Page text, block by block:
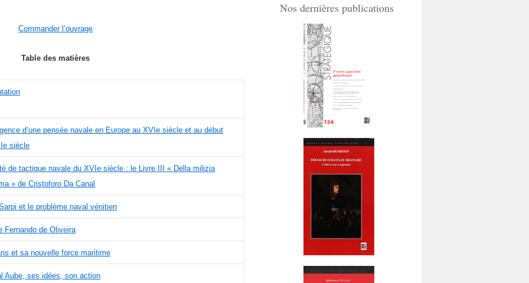
Commander l’ouvrage
Table des matières
d’une pensée navale en Europe au XVIe siècle et au début
siècle
de tactique navale du XVIe siècle : le Livre III « Della milizia
» de Cristoforo Da Canal
et le problème naval vénitien
Fernando de Oliveira
et sa nouvelle force maritime
Aube, ses idées, son action
Nos dernières publications